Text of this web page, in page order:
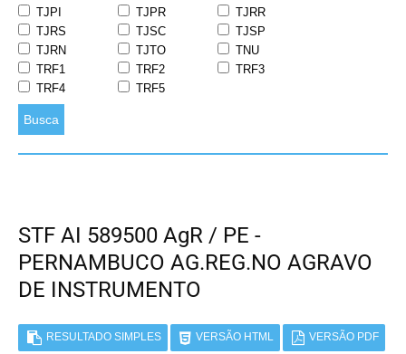
TJPI
TJPR
TJRR
TJRS
TJSC
TJSP
TJRN
TJTO
TNU
TRF1
TRF2
TRF3
TRF4
TRF5
Busca
STF AI 589500 AgR / PE -
PERNAMBUCO AG.REG.NO AGRAVO
DE INSTRUMENTO
RESULTADO SIMPLES VERSÃO HTML VERSÃO PDF